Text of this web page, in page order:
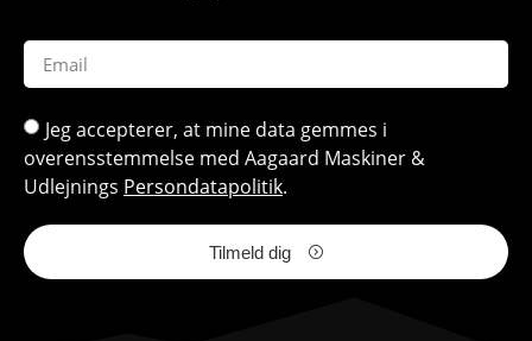
Jeg accepterer, at mine data gemmes i
overensstemmelse med Aagaard Maskiner &
Udlejnings Persondatapolitik.
Tilmeld dig